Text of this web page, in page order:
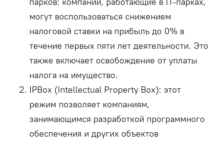
могут воспользоваться снижением
налоговой ставки на прибыль до 0% в
течение первых пяти лет деятельности. Это
также включает освобождение от уплаты
налога на имущество.
IPBox (Intellectual Property Box): этот
режим позволяет компаниям,
занимающимся разработкой программного
обеспечения и других объектов